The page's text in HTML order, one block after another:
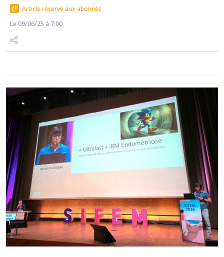
Article réservé aux abonnés
Le 09/06/25 à 7:00